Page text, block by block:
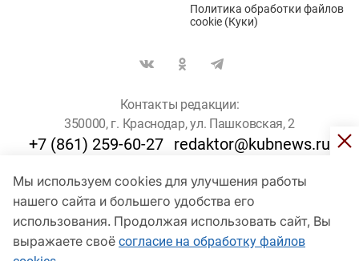
Мы используем cookies для улучшения работы
нашего сайта и большего удобства его
использования. Продолжая использовать сайт, Вы
выражаете своё согласие на обработку файлов
Политика обработки файлов
cookie (Куки)
Контакты редакции:
350000, г. Краснодар, ул. Пашковская, 2
+7 (861) 259-60-27 redaktor@kubnews.ru
Для пользователей старше 16 лет
© Кубанские Новости, 2017
Сетевое издание «kubnews» зарегистрировано Федеральной
службой по надзору в сфере связи, информационных технологий